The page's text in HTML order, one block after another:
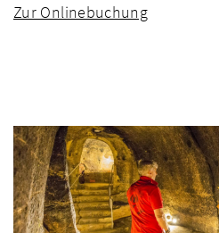
Zur Onlinebuchung